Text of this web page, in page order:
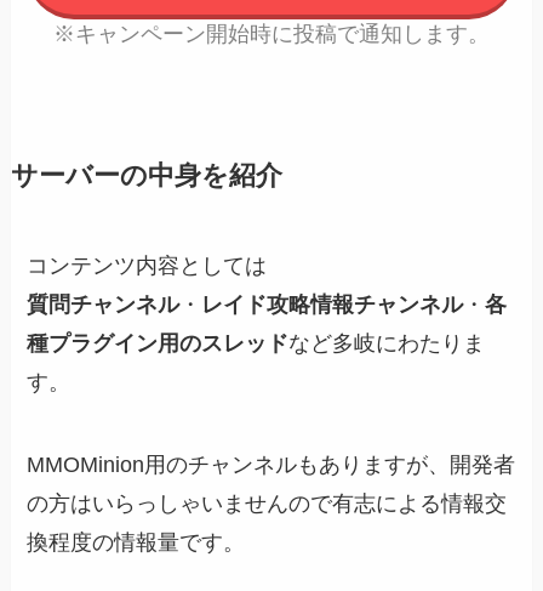
※キャンペーン開始時に投稿で通知します。
サーバーの中身を紹介
コンテンツ内容としては
質問チャンネル・ レイド攻略情報チャンネル・各
種プラグイン用のスレッドなど多岐にわたりま
す。
MMOMinion用のチャンネルもありますが、開発者
の方はいらっしゃいませんので有志による情報交
換程度の情報量です。